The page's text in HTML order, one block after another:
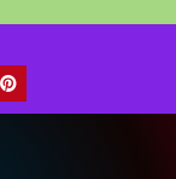
Pinterest